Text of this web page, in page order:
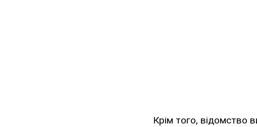
Крім того, відомство